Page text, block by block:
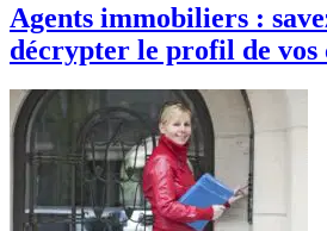
Agents immobiliers :
décrypter le profil de vos